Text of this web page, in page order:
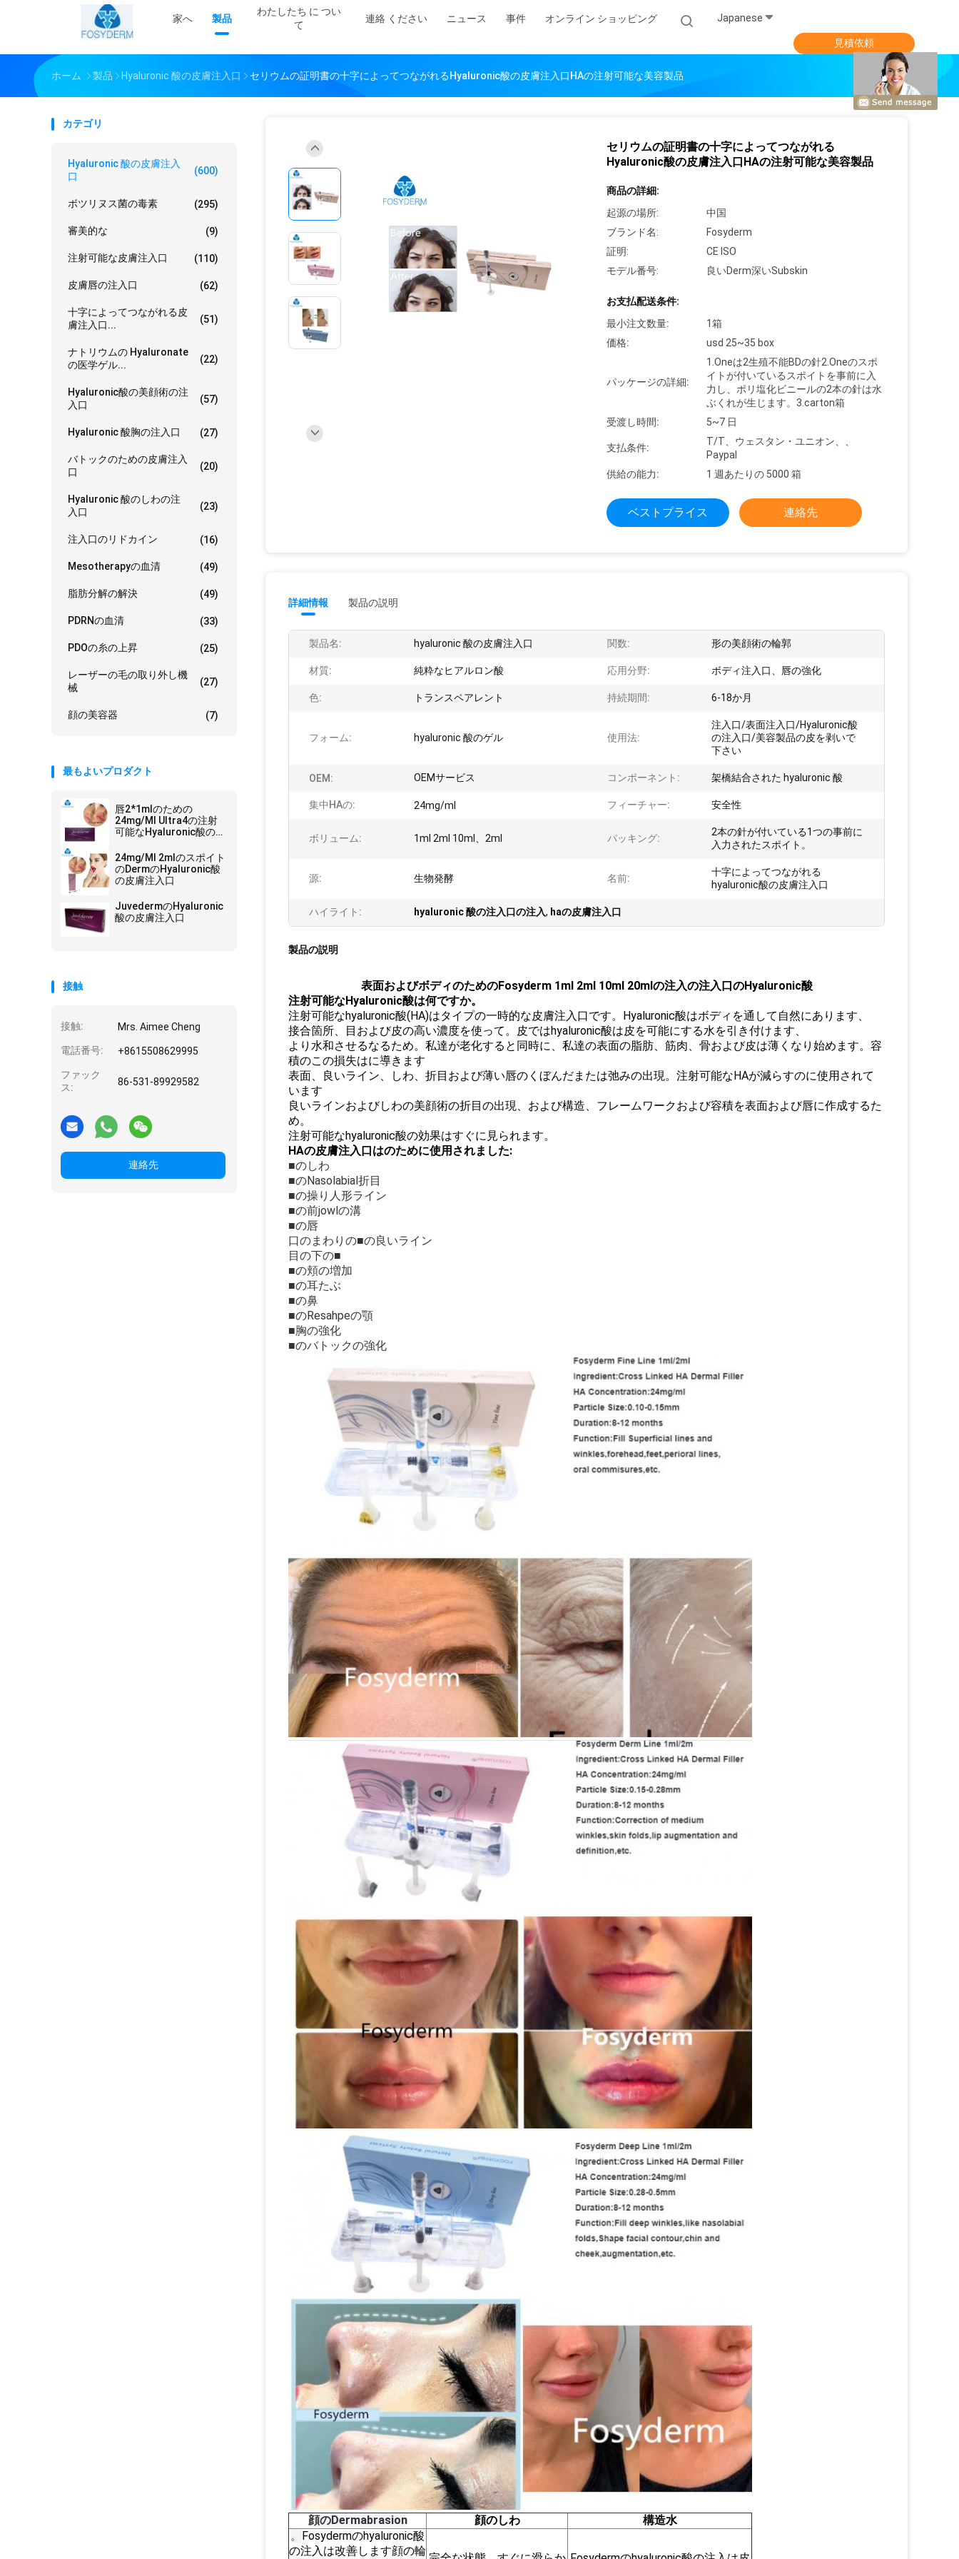
家へ 製品
わたしたち に つい
て
連絡 ください ニュース 事件 オンライン ショッピング Japanese
見積依頼
ホーム 製品 Hyaluronic 酸の皮膚注入口 セリウムの証明書の十字によってつながれるHyaluronic酸の皮膚注入口HAの注射可能な美容製品
カテゴリ
Hyaluronic 酸の皮膚注入
口
(600)
ボツリヌス菌の毒素 (295)
審美的な (9)
注射可能な皮膚注入口 (110)
皮膚唇の注入口 (62)
十字によってつながれる皮
膚注入口...
(51)
ナトリウムの Hyaluronate
の医学ゲル...
(22)
Hyaluronic酸の美顔術の注
入口
(57)
Hyaluronic 酸胸の注入口 (27)
バトックのための皮膚注入
口
(20)
Hyaluronic 酸のしわの注
入口
(23)
注入口のリドカイン (16)
Mesotherapyの血清 (49)
脂肪分解の解決 (49)
PDRNの血清 (33)
PDOの糸の上昇 (25)
レーザーの毛の取り外し機
械
(27)
顔の美容器 (7)
最もよいプロダクト
唇2*1mlのための
24mg/Ml Ultra4の注射
可能なHyaluronic酸のゲ
24mg/Ml 2mlのスポイト
のDermのHyaluronic酸
の皮膚注入口
JuvedermのHyaluronic
酸の皮膚注入口
接触
接触: Mrs. Aimee Cheng
電話番号: +8615508629995
ファック
ス:
86-531-89929582
連絡先
セリウムの証明書の十字によってつながれる
Hyaluronic酸の皮膚注入口HAの注射可能な美容製品
商品の詳細:
起源の場所:
中国
ブランド名:
Fosyderm
証明:
CE ISO
モデル番号:
良いDerm深いSubskin
お支払配送条件:
最小注文数量:
1箱
価格:
usd 25~35 box
パッケージの詳細:
1.Oneは2生殖不能BDの針2.Oneのスポ
イトが付いているスポイトを事前に入
力し、ポリ塩化ビニールの2本の針は水
ぶくれが生じます。3.carton箱
受渡し時間:
5~7 日
支払条件:
T/T、ウェスタン・ユニオン、、
Paypal
供給の能力:
1 週あたりの 5000 箱
ベストプライス 連絡先
詳細情報 製品の説明
製品名: hyaluronic 酸の皮膚注入口 関数: 形の美顔術の輪郭
材質: 純粋なヒアルロン酸 応用分野: ボディ注入口、唇の強化
色: トランスペアレント 持続期間: 6-18か月
フォーム: hyaluronic 酸のゲル 使用法:
注入口/表面注入口/Hyaluronic酸
の注入口/美容製品の皮を剥いで
下さい
OEM: OEMサービス コンポーネント: 架橋結合された hyaluronic 酸
集中HAの: 24mg/ml フィーチャー: 安全性
ボリューム: 1ml 2ml 10ml、2ml パッキング:
2本の針が付いている1つの事前に
入力されたスポイト。
源: 生物発酵 名前:
十字によってつながれる
hyaluronic酸の皮膚注入口
ハイライト: hyaluronic 酸の注入口の注入, haの皮膚注入口
製品の説明
表面およびボディのためのFosyderm 1ml 2ml 10ml 20mlの注入の注入口のHyaluronic酸
注射可能なHyaluronic酸は何ですか。
注射可能なhyaluronic酸(HA)はタイプの一時的な皮膚注入口です。Hyaluronic酸はボディを通して自然にあります、
接合箇所、目および皮の高い濃度を使って。皮ではhyaluronic酸は皮を可能にする水を引き付けます、
より水和させるなるため。私達が老化すると同時に、私達の表面の脂肪、筋肉、骨および皮は薄くなり始めます。容
積のこの損失はに導きます
表面、良いライン、しわ、折目および薄い唇のくぼんだまたは弛みの出現。注射可能なHAが減らすのに使用されて
います
良いラインおよびしわの美顔術の折目の出現、および構造、フレームワークおよび容積を表面および唇に作成するた
め。
注射可能なhyaluronic酸の効果はすぐに見られます。
HAの皮膚注入口はのために使用されました:
■のしわ
■のNasolabial折目
■の操り人形ライン
■の前jowlの溝
■の唇
口のまわりの■の良いライン
目の下の■
■の頬の増加
■の耳たぶ
■の鼻
■のResahpeの顎
■胸の強化
■のバトックの強化
顔のDermabrasion 顔のしわ
構造水
。 Fosydermのhyaluronic酸
の注入は改善します顔の輪